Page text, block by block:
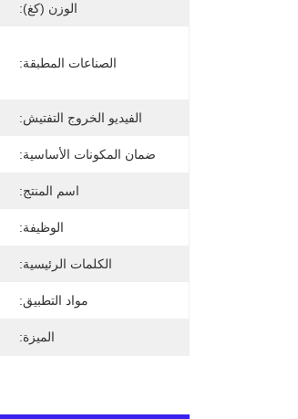
الوزن (كغ):
الصناعات المطبقة:
الفيديو الخروج التفتيش:
ضمان المكونات الأساسية:
اسم المنتج:
الوظيفة:
الكلمات الرئيسية:
مواد التطبيق:
الميزة: